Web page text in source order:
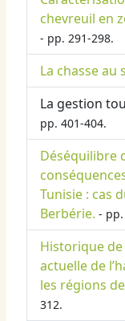
chevreuil en
- pp. 291-298.
La chasse au
La gestion
pp. 401-404.
Déséquilibre
Tunisie : cas
Berbérie. - pp.
Historique
actuelle de
les régions
312.